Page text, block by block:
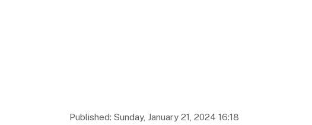
Published: Sunday, January 21, 2024 16:18